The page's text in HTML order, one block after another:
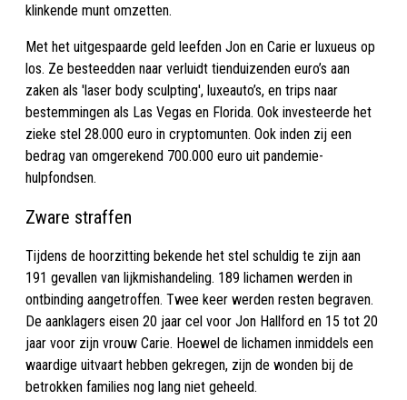
klinkende munt omzetten.
Met het uitgespaarde geld leefden Jon en Carie er luxueus op
los. Ze besteedden naar verluidt tienduizenden euro’s aan
zaken als 'laser body sculpting', luxeauto’s, en trips naar
bestemmingen als Las Vegas en Florida. Ook investeerde het
zieke stel 28.000 euro in cryptomunten. Ook inden zij een
bedrag van omgerekend 700.000 euro uit pandemie-
hulpfondsen.
Zware straffen
Tijdens de hoorzitting bekende het stel schuldig te zijn aan
191 gevallen van lijkmishandeling. 189 lichamen werden in
ontbinding aangetroffen. Twee keer werden resten begraven.
De aanklagers eisen 20 jaar cel voor Jon Hallford en 15 tot 20
jaar voor zijn vrouw Carie. Hoewel de lichamen inmiddels een
waardige uitvaart hebben gekregen, zijn de wonden bij de
betrokken families nog lang niet geheeld.